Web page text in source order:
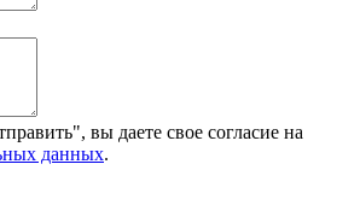
вы даете свое согласие на
данных.